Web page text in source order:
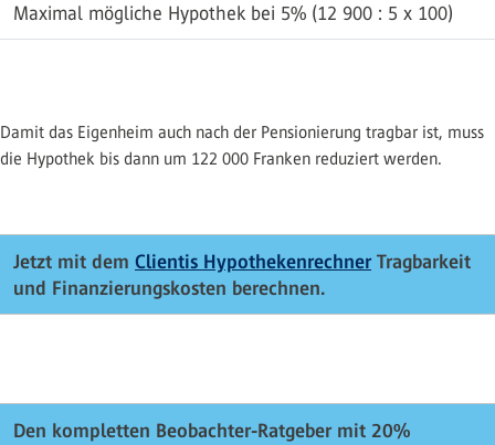
Maximal mögliche Hypothek bei 5% (12 900 : 5 x 100)
Damit das Eigenheim auch nach der Pensionierung tragbar ist, muss
die Hypothek bis dann um 122 000 Franken reduziert werden.
Jetzt mit dem Clientis HypothekenrechnerTragbarkeit
und Finanzierungskosten berechnen.
Den kompletten Beobachter-Ratgeber mit 20%